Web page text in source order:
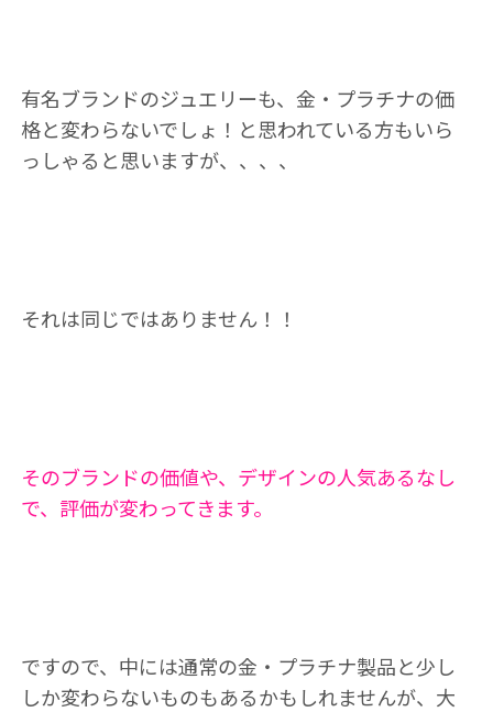
有名ブランドのジュエリーも、金・プラチナの価
格と変わらないでしょ！と思われている方もいら
っしゃると思いますが、、、、
それは同じではありません！！
そのブランドの価値や、デザインの人気あるなし
で、評価が変わってきます。
ですので、中には通常の金・プラチナ製品と少し
しか変わらないものもあるかもしれませんが、大